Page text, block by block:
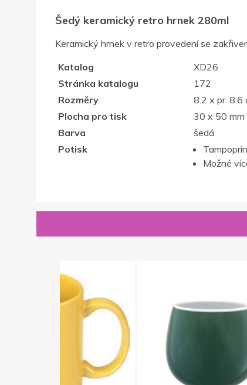
Šedý keramický retro hrnek 280ml
Keramický hrnek v retro provedení se
Katalog
XD26
Stránka katalogu
172
Rozměry
8.2 x pr. 8.6
Plocha pro tisk
30 x 50 mm
Barva
šedá
Potisk
Možné